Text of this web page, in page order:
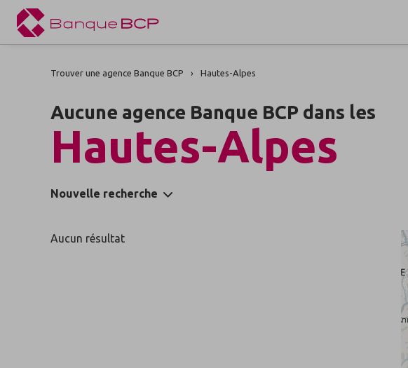
Trouver une agence Banque BCP Hautes-Alpes
Aucune agence Banque BCP dans les
Hautes-Alpes
Nouvelle recherche
Aucun résultat